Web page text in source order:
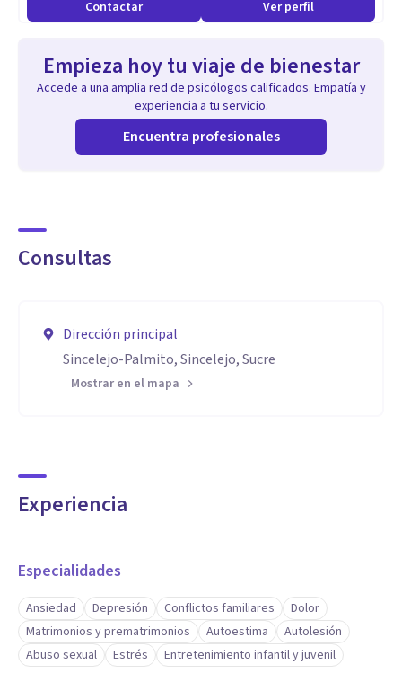
Contactar Ver perfil
Empieza hoy tu viaje de bienestar
Accede a una amplia red de psicólogos calificados. Empatía y
experiencia a tu servicio.
Encuentra profesionales
Consultas
Dirección principal
Sincelejo-Palmito, Sincelejo, Sucre
Mostrar en el mapa
Experiencia
Especialidades
Ansiedad Depresión Conflictos familiares
Dolor
Matrimonios y prematrimonios
Autoestima
Autolesión
Abuso sexual
Estrés Entretenimiento infantil y juvenil